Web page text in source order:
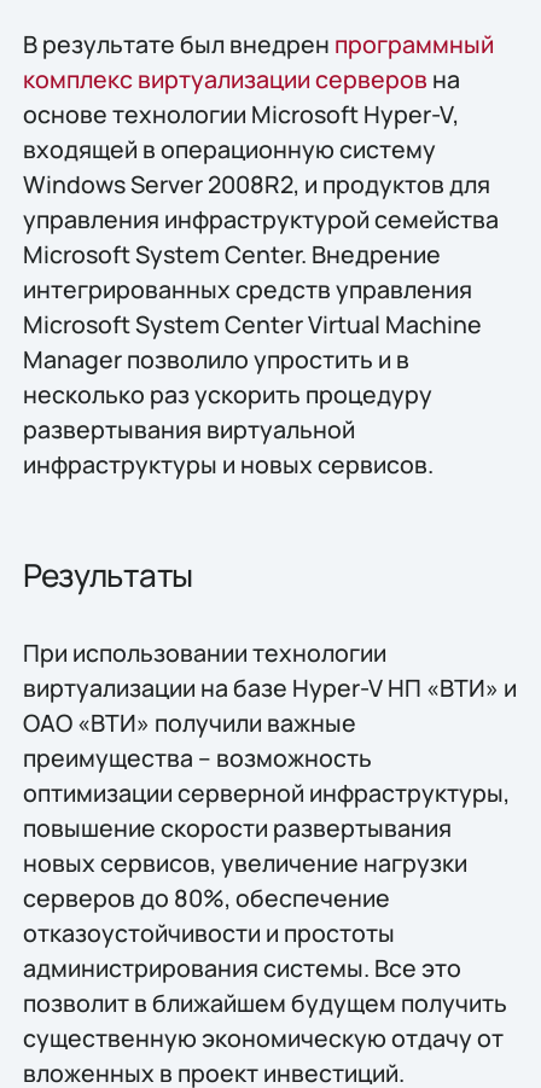
В результате был внедрен программный
комплекс виртуализации серверов на
основе технологии Microsoft Hyper-V,
входящей в операционную систему
Windows Server 2008R2, и продуктов для
управления инфраструктурой семейства
Microsoft System Center. Внедрение
интегрированных средств управления
Microsoft System Center Virtual Machine
Manager позволило упростить и в
несколько раз ускорить процедуру
развертывания виртуальной
инфраструктуры и новых сервисов.
Результаты
При использовании технологии
виртуализации на базе Hyper-V НП «ВТИ» и
ОАО «ВТИ» получили важные
преимущества – возможность
оптимизации серверной инфраструктуры,
повышение скорости развертывания
новых сервисов, увеличение нагрузки
серверов до 80%, обеспечение
отказоустойчивости и простоты
администрирования системы. Все это
позволит в ближайшем будущем получить
существенную экономическую отдачу от
вложенных в проект инвестиций.